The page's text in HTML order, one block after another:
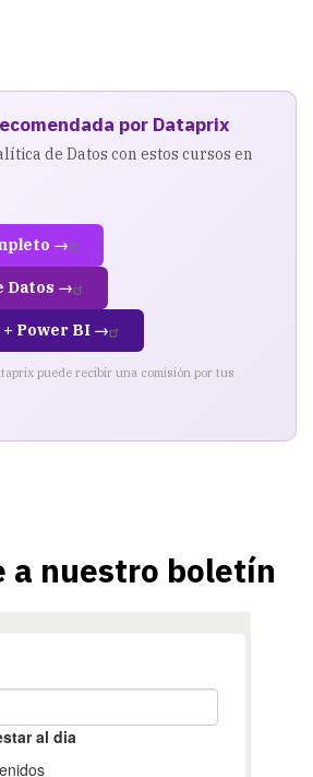
por Dataprix
de Datos con estos cursos en
→
Datos →
+ Power BI →
puede recibir una comisión por tus
a nuestro boletín